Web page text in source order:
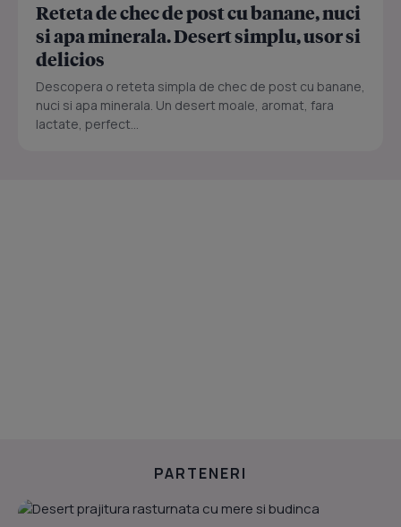
Reteta de chec de post cu banane, nuci
si apa minerala. Desert simplu, usor si
delicios
Descopera o reteta simpla de chec de post cu banane,
nuci si apa minerala. Un desert moale, aromat, fara
lactate, perfect...
PARTENERI